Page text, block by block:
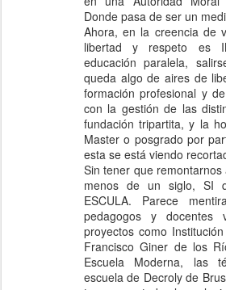
Donde pasa de ser un
Ahora, en la creencia de
libertad y respeto es
educación paralela,
queda algo de aires de
formación profesional y
con la gestión de las
fundación tripartita, y la
Master o posgrado por
esta se está viendo
Sin tener que
menos de un siglo, SI
ESCULA. Parece
pedagogos y docentes
proyectos como
Francisco Giner de los
Escuela Moderna, las
escuela de Decroly de